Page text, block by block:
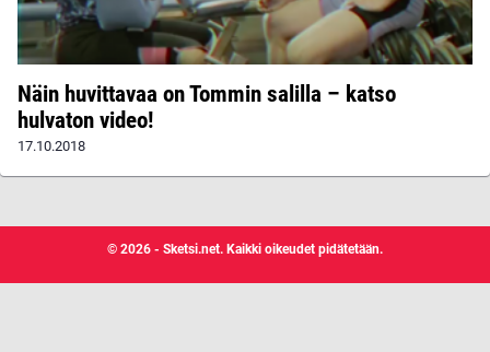
Näin huvittavaa on Tommin salilla – katso
hulvaton video!
17.10.2018
© 2026 - Sketsi.net. Kaikki oikeudet pidätetään.